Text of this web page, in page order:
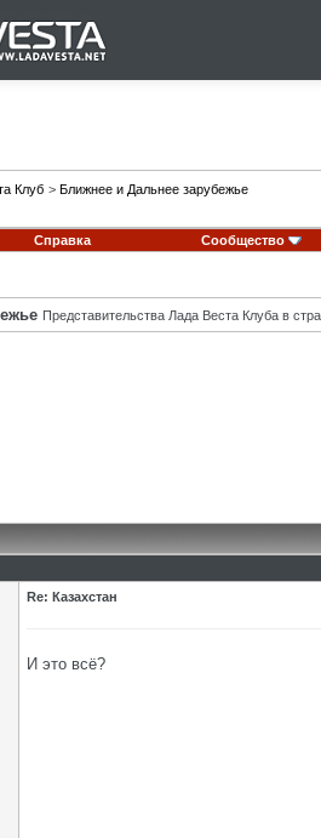
Клуб > Ближнее и Дальнее зарубежье
Справка Сообщество
Представительства Лада Веста Клуба в
Re: Казахстан
И это всё?